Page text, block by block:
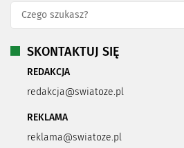
SKONTAKTUJ SIĘ
REDAKCJA
redakcja@swiatoze.pl
REKLAMA
reklama@swiatoze.pl